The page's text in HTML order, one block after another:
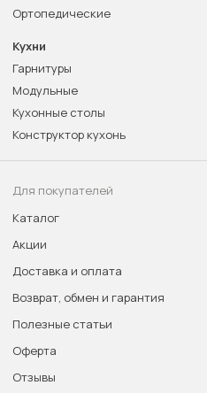
Ортопедические
Кухни
Гарнитуры
Модульные
Кухонные столы
Конструктор кухонь
Для покупателей
Каталог
Акции
Доставка и оплата
Возврат, обмен и гарантия
Полезные статьи
Оферта
Отзывы